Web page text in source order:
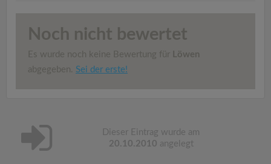
Noch nicht bewertet
Es wurde noch keine Bewertung für Löwen
abgegeben. Sei der erste!
Dieser Eintrag wurde am
20.10.2010 angelegt